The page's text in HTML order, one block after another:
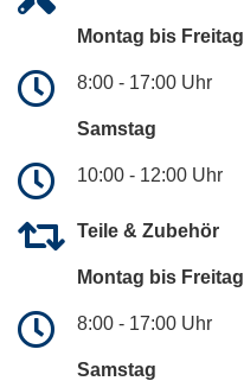
Montag bis Freitag
8:00 - 17:00 Uhr
Samstag
10:00 - 12:00 Uhr
Teile & Zubehör
Montag bis Freitag
8:00 - 17:00 Uhr
Samstag